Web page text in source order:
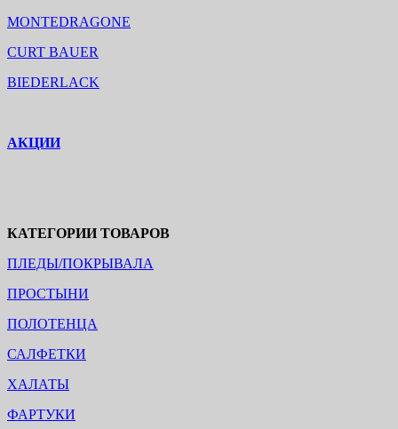
MONTEDRAGONE
CURT BAUER
BIEDERLACK
АКЦИИ
КАТЕГОРИИ ТОВАРОВ
ПЛЕДЫ/ПОКРЫВАЛА
ПРОСТЫНИ
ПОЛОТЕНЦА
САЛФЕТКИ
ХАЛАТЫ
ФАРТУКИ